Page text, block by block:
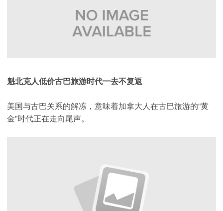
魁北克人低价古巴旅游时代一去不复返
美国与古巴关系的解冻，意味着加拿大人在古巴旅游的“黄
金”时代正在走向尾声。